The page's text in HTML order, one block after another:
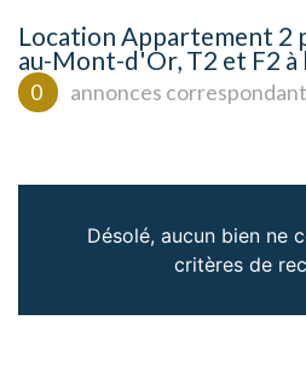
Location Appartement 2
au-Mont-d'Or, T2 et F2 à
0 annonces
Désolé, aucun bien ne
critères de